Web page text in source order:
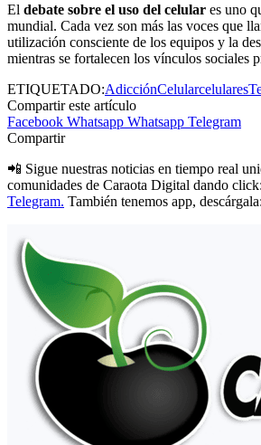
El debate sobre el uso del celular es uno
mundial. Cada vez son más las voces que
utilización consciente de los equipos y la
mientras se fortalecen los vínculos sociales
ETIQUETADO:AdicciónCelularcelulares
Compartir este artículo
Facebook Whatsapp Whatsapp Telegram
Compartir
📲 Sigue nuestras noticias en tiempo real
comunidades de Caraota Digital dando click:
Telegram. También tenemos app, descárgala: